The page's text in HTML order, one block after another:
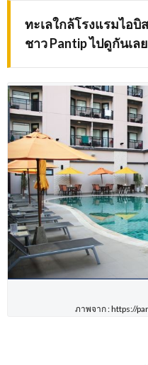
ทะเลใกล้โรงแรมไอบิ
ชาวPantipไปดูกันเลย
ภาพจาก : https://